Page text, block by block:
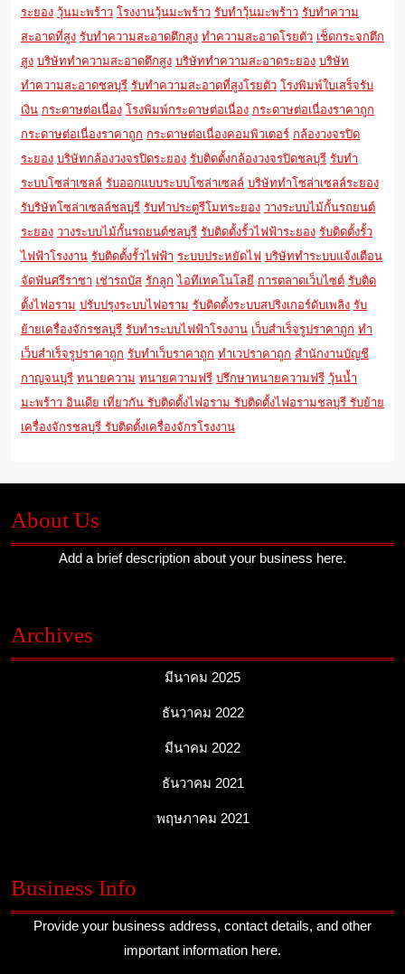
ระยอง วุ้นมะพร้าว โรงงานวุ้นมะพร้าว รับทำวุ้นมะพร้าว รับทำความ
สะอาดที่สูง รับทำความสะอาดตึกสูง ทำความสะอาดโรยตัว เช็ดกระจกตึก
สูง บริษัททำความสะอาดตึกสูง บริษัททำความสะอาดระยอง บริษัท
ทำความสะอาดชลบุรี รับทำความสะอาดที่สูงโรยตัว โรงพิมพ์ใบเสร็จรับ
เงิน กระดาษต่อเนื่อง โรงพิมพ์กระดาษต่อเนื่อง กระดาษต่อเนื่องราคาถูก
กระดาษต่อเนื่องราคาถูก กระดาษต่อเนื่องคอมพิวเตอร์ กล้องวงจรปิด
ระยอง บริษัทกล้องวงจรปิดระยอง รับติดตั้งกล้องวงจรปิดชลบุรี รับทำ
ระบบโซล่าเซลล์ รับออกแบบระบบโซล่าเซลล์ บริษัททำโซล่าเซลล์ระยอง
รับริษัทโซล่าเซลล์ชลบุรี รับทำประตูรีโมทระยอง วางระบบไม้กั้นรถยนต์
ระยอง วางระบบไม้กั้นรถยนต์ชลบุรี รับติดตั้งรั้วไฟฟ้าระยอง รับติดตั้งรั้ว
ไฟฟ้าโรงงาน รับติดตั้งรั้วไฟฟ้า ระบบประหยัดไฟ บริษัททำระบบแจ้งเตือน
จัดฟันศรีราชา เช่ารถบัส รักลูก ไอทีเทคโนโลยี การตลาดเว็บไซต์ รับติด
ตั้งไฟอราม ปรับปรุงระบบไฟอราม รับติดตั้งระบบสปริงเกอร์ดับเพลิง รับ
ย้ายเครื่องจักรชลบุรี รับทำระบบไฟฟ้าโรงงาน เว็บสำเร็จรูปราคาถูก ทำ
เว็บสำเร็จรูปราคาถูก รับทำเว็บราคาถูก ทำเวปราคาถูก สำนักงานบัญชี
กาญจนบุรี ทนายความ ทนายความฟรี ปรึกษาทนายความฟรี วุ้นน้ำ
มะพร้าว อินเดีย เที่ยวกัน รับติดตั้งไฟอราม รับติดตั้งไฟอรามชลบุรี รับย้าย
เครื่องจักรชลบุรี รับติดตั้งเครื่องจักรโรงงาน
About Us
Add a brief description about your business here.
Archives
มีนาคม 2025
ธันวาคม 2022
มีนาคม 2022
ธันวาคม 2021
พฤษภาคม 2021
Business Info
Provide your business address, contact details, and other
important information here.